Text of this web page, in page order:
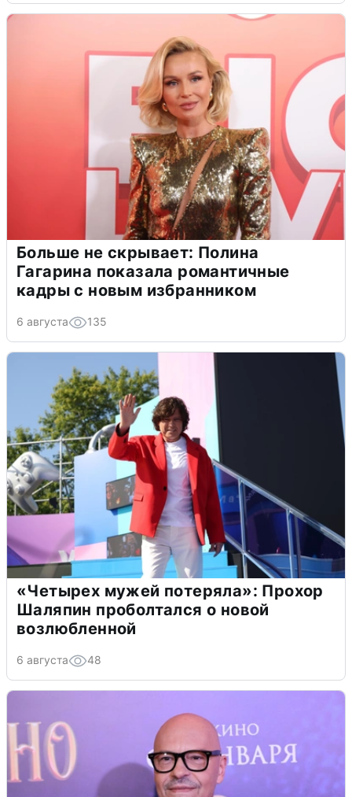
Больше не скрывает: Полина
Гагарина показала романтичные
кадры с новым избранником
6 августа 135
«Четырех мужей потеряла»: Прохор
Шаляпин проболтался о новой
возлюбленной
6 августа 48